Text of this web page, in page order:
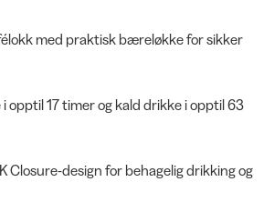
med praktisk bæreløkke for sikker
opptil 17 timer og kald drikke i opptil 63
Closure-design for behagelig drikking og